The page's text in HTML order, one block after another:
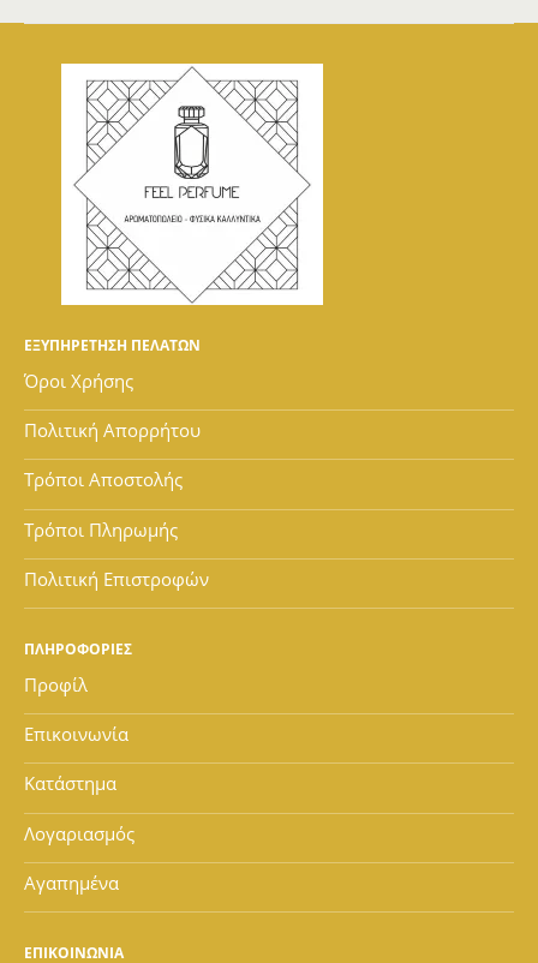
ΕΞΥΠΗΡΕΤΗΣΗ ΠΕΛΑΤΩΝ
Όροι Χρήσης
Πολιτική Απορρήτου
Τρόποι Αποστολής
Τρόποι Πληρωμής
Πολιτική Επιστροφών
ΠΛΗΡΟΦΟΡΙΕΣ
Προφίλ
Επικοινωνία
Κατάστημα
Λογαριασμός
Αγαπημένα
ΕΠΙΚΟΙΝΩΝΙΑ